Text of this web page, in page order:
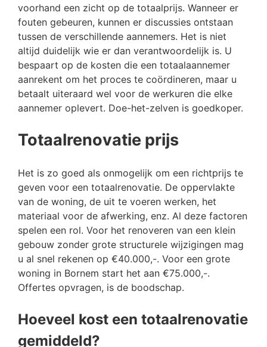
voorhand een zicht op de totaalprijs. Wanneer er
fouten gebeuren, kunnen er discussies ontstaan
tussen de verschillende aannemers. Het is niet
altijd duidelijk wie er dan verantwoordelijk is. U
bespaart op de kosten die een totaalaannemer
aanrekent om het proces te coördineren, maar u
betaalt uiteraard wel voor de werkuren die elke
aannemer oplevert. Doe-het-zelven is goedkoper.
Totaalrenovatie prijs
Het is zo goed als onmogelijk om een richtprijs te
geven voor een totaalrenovatie. De oppervlakte
van de woning, de uit te voeren werken, het
materiaal voor de afwerking, enz. Al deze factoren
spelen een rol. Voor het renoveren van een klein
gebouw zonder grote structurele wijzigingen mag
u al snel rekenen op €40.000,-. Voor een grote
woning in Bornem start het aan €75.000,-.
Offertes opvragen, is de boodschap.
Hoeveel kost een totaalrenovatie
gemiddeld?